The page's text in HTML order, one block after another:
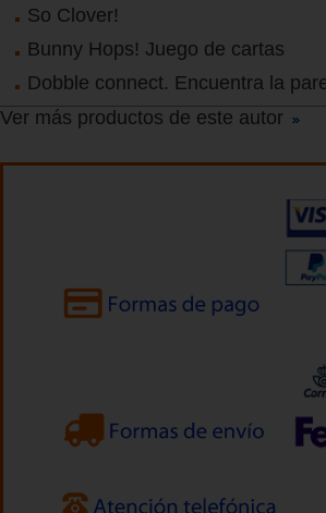
So Clover!
Bunny Hops! Juego de cartas
Dobble connect. Encuentra la
Ver más productos de este autor